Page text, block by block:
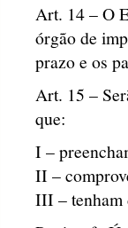
Art. 14 – O
órgão de
prazo e os
Art. 15 –
que:
I –
II –
III – tenham